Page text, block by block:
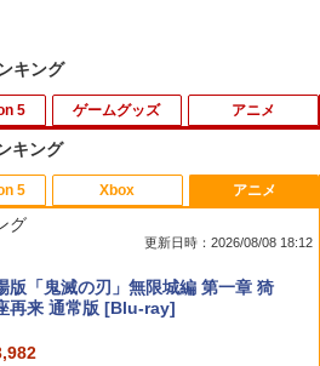
キング
典】ドラゴンクエストモンスターズ
れ木の国のビアンカ・フローラ S
版(【早期購入封入特典】冒険ス
5
古】PS5龍が如く8外伝 Pirates i
ゲームグッズ
古】グランド・セフト・オートV
レーティング「Z」】 - PS3
アニメ
オハザード:ヴェンデッタ スペシャ
プライス【Blu-ray】 [ ケビン・ドー
キング
ラトゥーン レイダース|オンライン
ド版
5
5 デジタル・エディション
語専用 Console Language: Japan
Xbox
正品】Xbox ワイヤレス コントロー
+ USB-C® ケーブル
アニメ
グ
更新日時：2026/08/08 18:12
版「鬼滅の刃」無限城編 第一章 猗
再来 通常版 [Blu-ray]